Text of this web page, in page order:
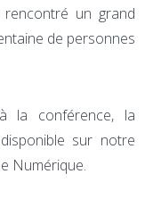
un grand
de personnes
la conférence, la
sur notre
Numérique.